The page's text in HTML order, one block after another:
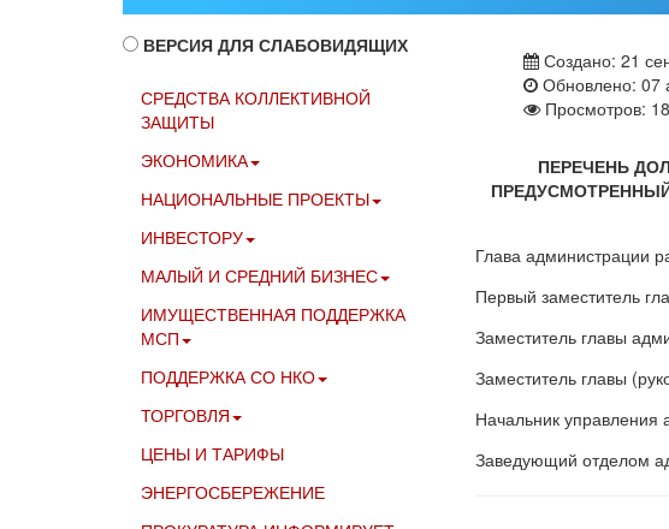
Создано: 21
Обновлено: 07
Просмотров:
ПЕРЕЧЕНЬ
Глава администрации
Первый заместитель
Заместитель главы
Заместитель главы
Начальник управления
Заведующий отделом
ВЕРСИЯ ДЛЯ СЛАБОВИДЯЩИХ
СРЕДСТВА КОЛЛЕКТИВНОЙ
ЗАЩИТЫ
ЭКОНОМИКА
НАЦИОНАЛЬНЫЕ ПРОЕКТЫ
ИНВЕСТОРУ
МАЛЫЙ И СРЕДНИЙ БИЗНЕС
ИМУЩЕСТВЕННАЯ ПОДДЕРЖКА
МСП
ПОДДЕРЖКА СО НКО
ТОРГОВЛЯ
ЦЕНЫ И ТАРИФЫ
ЭНЕРГОСБЕРЕЖЕНИЕ